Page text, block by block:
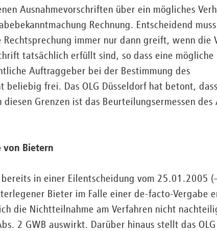
Ausnahmevorschriften über ein mögliches
Rechnung. Entscheidend
immer nur dann greift, wenn die
tatsächlich erfüllt sind, so dass eine mögliche
Auftraggeber bei der Bestimmung des
beliebig frei. Das OLG Düsseldorf hat betont,
Grenzen ist das Beurteilungsermessen des
von Bietern
bereits in einer Eilentscheidung vom 25.01.2005
Bieter im Falle einer de-facto-Vergabe
die Nichtteilnahme am Verfahren nicht
2 GWB auswirkt. Darüber hinaus stellt das OLG